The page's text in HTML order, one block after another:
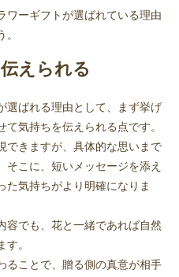
ワーギフトが選ばれている理由
えられる
選ばれる理由として、まず挙げ
気持ちを伝えられる点です。
できますが、具体的な思いまで
そこに、短いメッセージを添え
た気持ちがより明確になりま
容でも、花と一緒であれば自然
。
ることで、贈る側の真意が相手